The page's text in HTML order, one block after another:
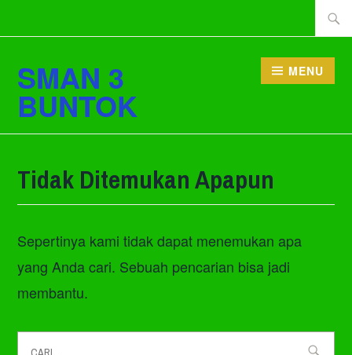
ke
Cari
SMAN 3
BUNTOK
MENU
Tidak Ditemukan Apapun
Sepertinya kami tidak dapat menemukan apa
yang Anda cari. Sebuah pencarian bisa jadi
membantu.